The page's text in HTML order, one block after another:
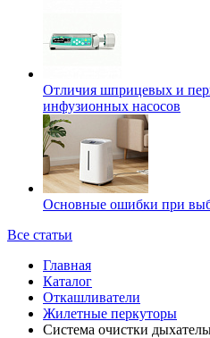
Отличия шприцевых и
инфузионных насосов
Основные ошибки при
Все статьи
Главная
Каталог
Откашливатели
Жилетные перкуторы
Система очистки